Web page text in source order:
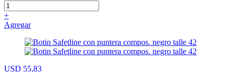
+
Agregar
USD 55,83